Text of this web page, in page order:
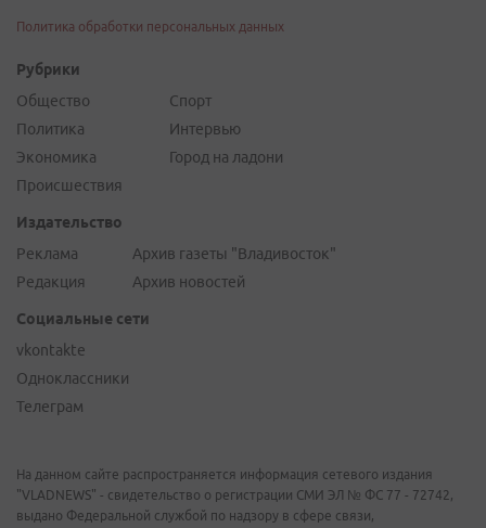
Политика обработки персональных данных
Рубрики
Общество
Политика
Экономика
Происшествия
Спорт
Интервью
Город на ладони
Издательство
Реклама
Редакция
Архив газеты "Владивосток"
Архив новостей
Социальные сети
vkontakte
Одноклассники
Телеграм
На данном сайте распространяется информация сетевого издания
"VLADNEWS" - свидетельство о регистрации СМИ ЭЛ № ФС 77 - 72742,
выдано Федеральной службой по надзору в сфере связи,